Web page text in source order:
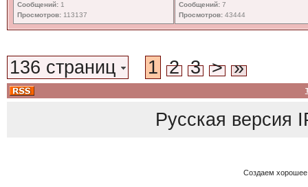
Сообщений:1
Просмотров:113137
Сообщений:7
Просмотров:43444
136 страниц 1 2 3 > »
Русская версия
Создаем